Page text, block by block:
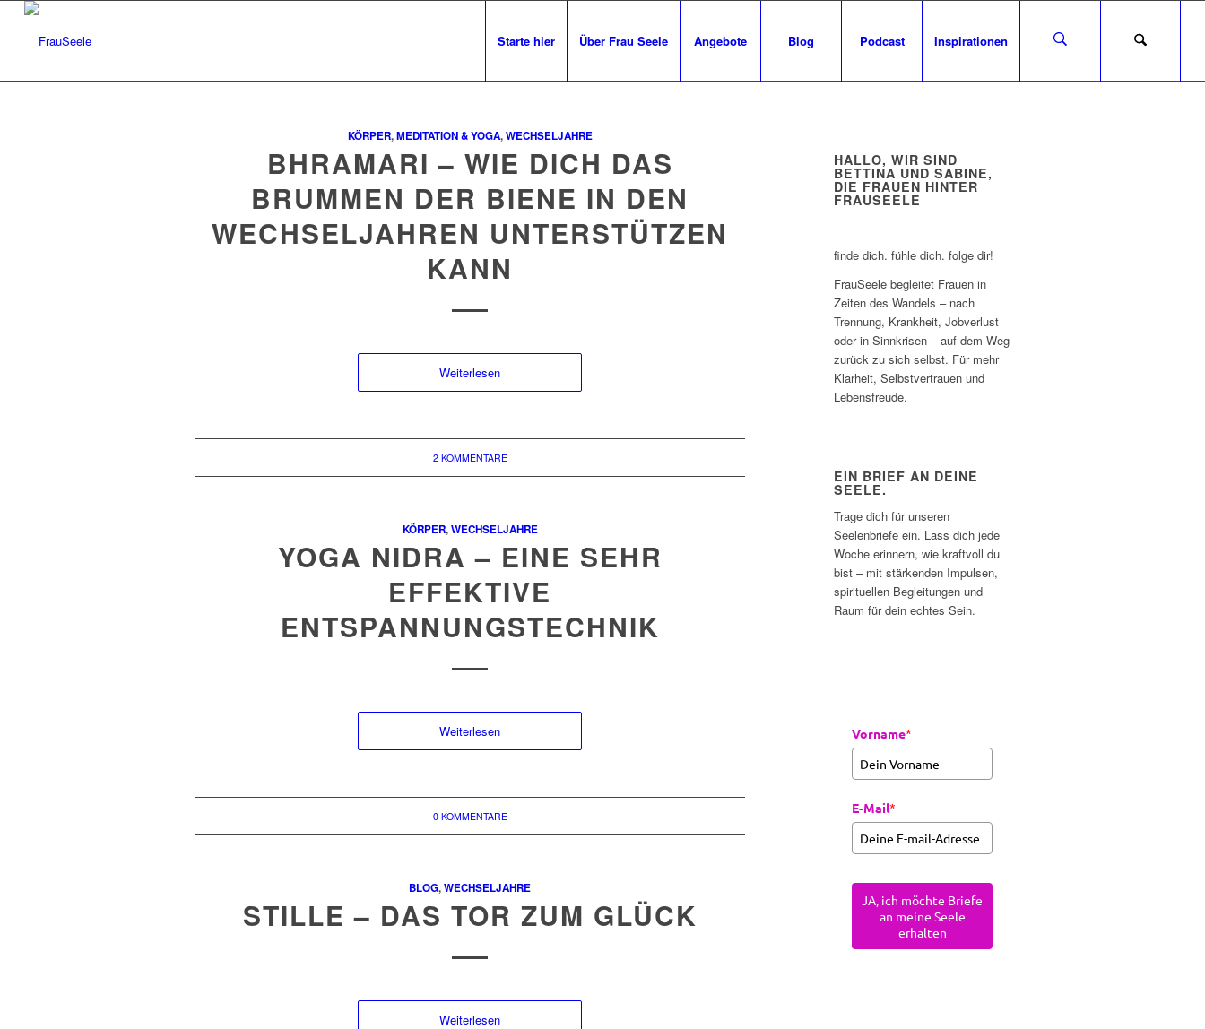
Starte hier Über Frau Seele Angebote Blog Podcast Inspirationen
KÖRPER,MEDITATION & YOGA,WECHSELJAHRE
BHRAMARI – WIE DICH DAS
BRUMMEN DER BIENE IN DEN
WECHSELJAHREN UNTERSTÜTZEN
KANN
Weiterlesen
2 KOMMENTARE
KÖRPER,WECHSELJAHRE
YOGA NIDRA – EINE SEHR
EFFEKTIVE
ENTSPANNUNGSTECHNIK
Weiterlesen
0 KOMMENTARE
BLOG,WECHSELJAHRE
STILLE – DAS TOR ZUM GLÜCK
Weiterlesen
HALLO, WIR SIND
BETTINA UND SABINE,
DIE FRAUEN HINTER
FRAUSEELE
finde dich. fühle dich. folge dir!
FrauSeele begleitet Frauen in
Zeiten des Wandels – nach
Trennung, Krankheit, Jobverlust
oder in Sinnkrisen – auf dem Weg
zurück zu sich selbst. Für mehr
Klarheit, Selbstvertrauen und
Lebensfreude.
EIN BRIEF AN DEINE
SEELE.
Trage dich für unseren
Seelenbriefe ein. Lass dich jede
Woche erinnern, wie kraftvoll du
bist – mit stärkenden Impulsen,
spirituellen Begleitungen und
Raum für dein echtes Sein.
Vorname*
E-Mail*
JA, ich möchte Briefe
an meine Seele
erhalten